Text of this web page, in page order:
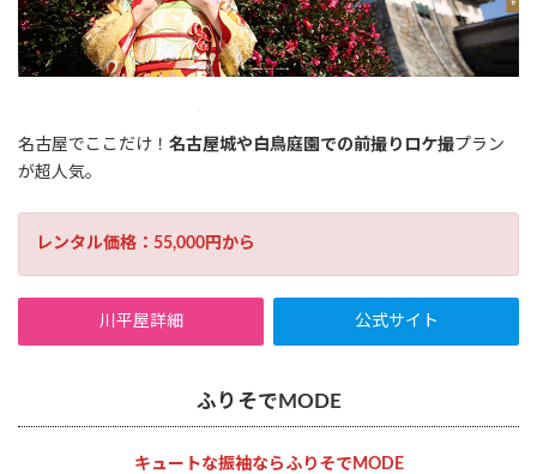
名古屋でここだけ！ 名古屋城や白鳥庭園での前撮りロケ撮プラン
が超人気。
レンタル価格：55,000円から
川平屋詳細 公式サイト
ふりそでMODE
キュートな振袖ならふりそでMODE